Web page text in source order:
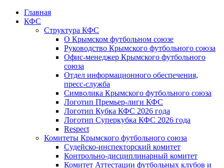
Главная
КФС
Структура КФС
О Крымском футбольном союзе
Руководство Крымского футбольного союза
Офис-менеджер Крымского футбольного
союза
Отдел информационного обеспечения,
пресс-служба
Символика Крымского футбольного союза
Логотип Премьер-лиги КФС
Логотип Кубка КФС 2026 года
Логотип Суперкубка КФС 2026 года
Respect
Комитеты Крымского футбольного союза
Судейско-инспекторский комитет
Контрольно-дисциплинарный комитет
Комитет Аттестации футбольных клубов и